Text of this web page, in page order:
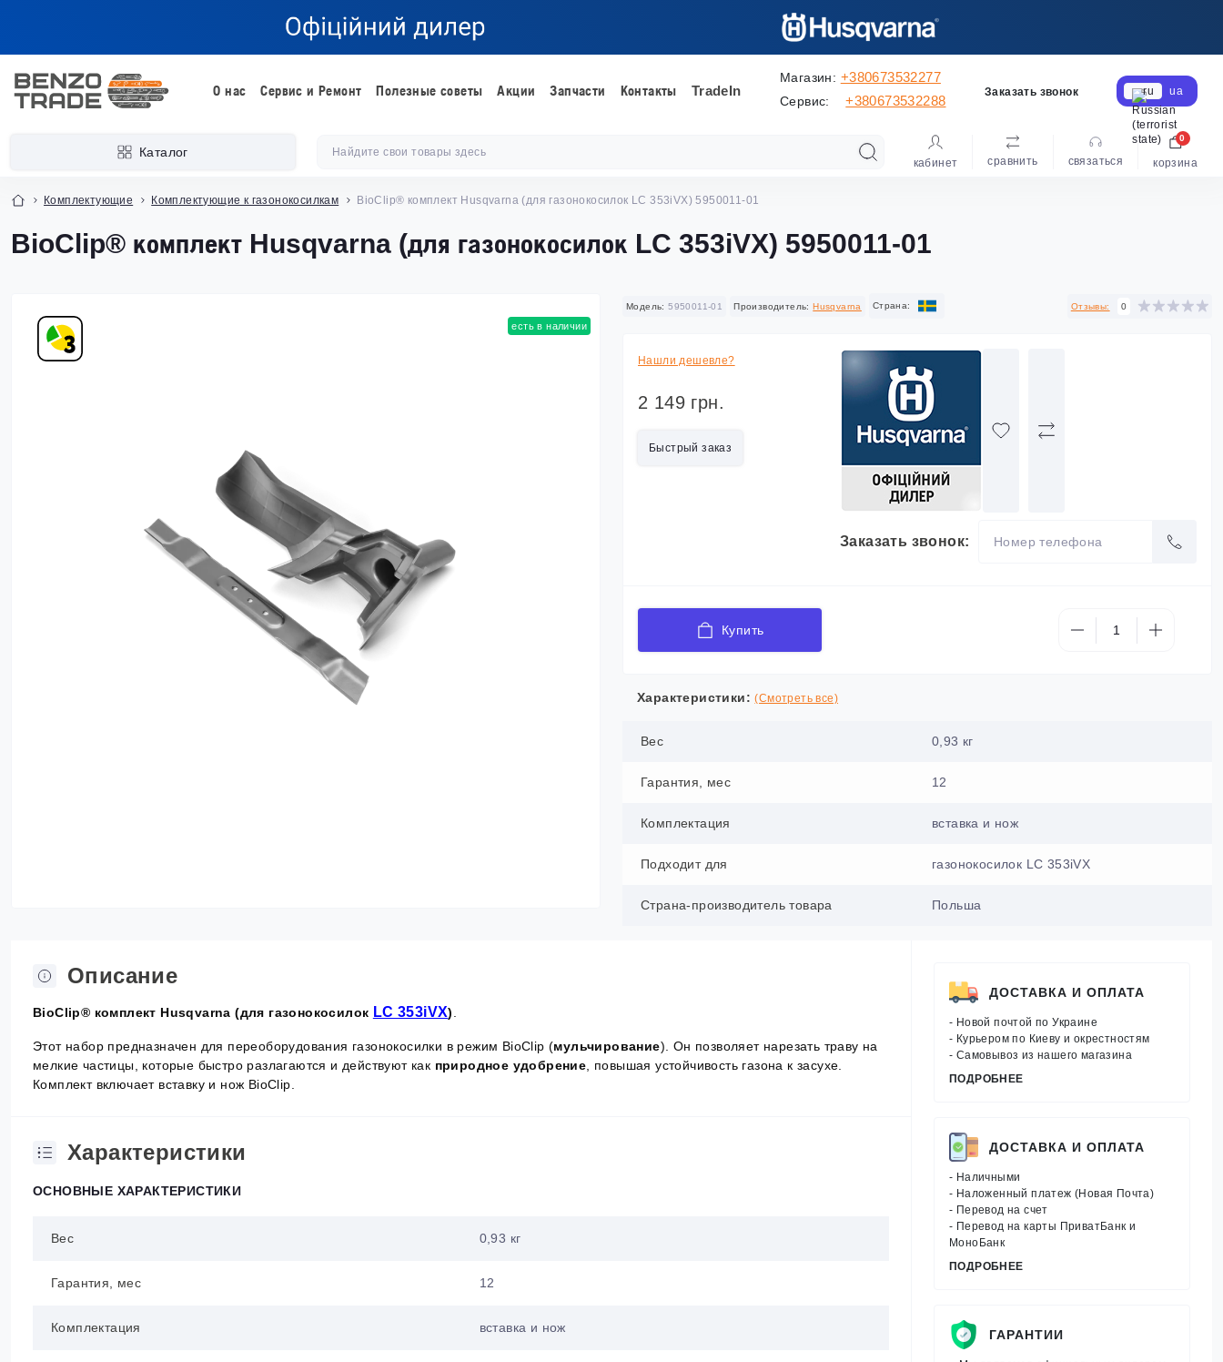
О нас Сервис и Ремонт Полезные советы Акции Запчасти Контакты TradeIn
Магазин: +380673532277
Сервис: +380673532288
Заказать звонок ru ua
Каталог
кабинет сравнить cвязаться корзина
0
Комплектующие Комплектующие к газонокосилкам BioClip® комплект Husqvarna (для газонокосилок LC 353iVX) 5950011-01
BioClip® комплект Husqvarna (для газонокосилок LC 353iVX) 5950011-01
есть в наличии
Модель: 5950011-01 Производитель: Husqvarna Cтрана: Отзывы: 0
Нашли дешевле?
2 149 грн.
Быстрый заказ
Заказать звонок:
Купить
Характеристики: (Смотреть все)
Вес 0,93 кг
Гарантия, мес 12
Комплектация вставка и нож
Подходит для газонокосилок LC 353iVX
Страна-производитель товара Польша
Описание
BioClip® комплект Husqvarna (для газонокосилок LC 353iVX)
Этот набор предназначен для переоборудования газонокосилки в режим BioClip (мульчирование). Он позволяет нарезать траву на
мелкие частицы, которые быстро разлагаются и действуют как природное удобрение , повышая устойчивость газона к засухе.
Комплект включает вставку и нож BioClip.
Характеристики
ОСНОВНЫЕ ХАРАКТЕРИСТИКИ
Вес 0,93 кг
Гарантия, мес 12
Комплектация вставка и нож
ДОСТАВКА И ОПЛАТА
- Новой почтой по Украине
- Курьером по Киеву и окрестностям
- Самовывоз из нашего магазина
ПОДРОБНЕЕ
ДОСТАВКА И ОПЛАТА
- Наличными
- Наложенный платеж (Новая Почта)
- Перевод на счет
- Перевод на карты ПриватБанк и
МоноБанк
ПОДРОБНЕЕ
ГАРАНТИИ